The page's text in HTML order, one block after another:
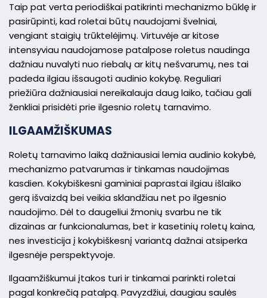
Taip pat verta periodiškai patikrinti mechanizmo būklę ir
pasirūpinti, kad roletai būtų naudojami švelniai,
vengiant staigių trūktelėjimų. Virtuvėje ar kitose
intensyviau naudojamose patalpose roletus naudinga
dažniau nuvalyti nuo riebalų ar kitų nešvarumų, nes tai
padeda ilgiau išsaugoti audinio kokybę. Reguliari
priežiūra dažniausiai nereikalauja daug laiko, tačiau gali
ženkliai prisidėti prie ilgesnio roletų tarnavimo.
ILGAAMŽIŠKUMAS
Roletų tarnavimo laiką dažniausiai lemia audinio kokybė,
mechanizmo patvarumas ir tinkamas naudojimas
kasdien. Kokybiškesni gaminiai paprastai ilgiau išlaiko
gerą išvaizdą bei veikia sklandžiau net po ilgesnio
naudojimo. Dėl to daugeliui žmonių svarbu ne tik
dizainas ar funkcionalumas, bet ir kasetinių roletų kaina,
nes investicija į kokybiškesnį variantą dažnai atsiperka
ilgesnėje perspektyvoje.
Ilgaamžiškumui įtakos turi ir tinkamai parinkti roletai
pagal konkrečią patalpą. Pavyzdžiui, daugiau saulės